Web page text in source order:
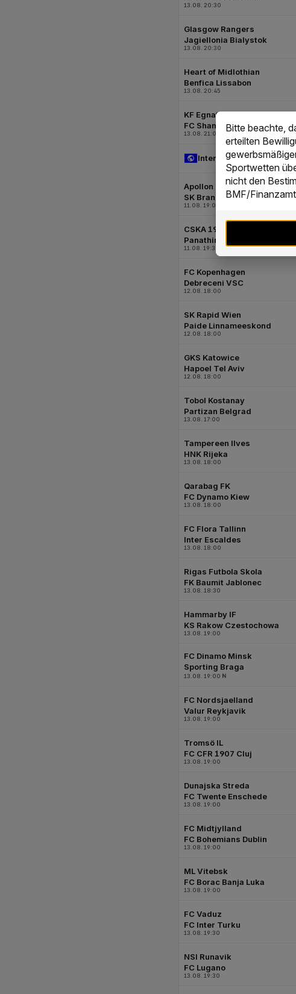
Bitte beachte,
erteilten
Sportwetten
nicht den
BMF/